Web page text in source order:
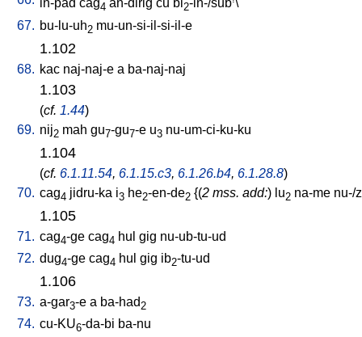
in-pad cag4 an-dirig cu bi2-in-/sub \
67. bu-lu-uh2 mu-un-si-il-si-il-e
1.102
68. kac naj-naj-e a ba-naj-naj
1.103
(cf. 1.44)
69. nij2 mah gu7-gu7-e u3 nu-um-ci-ku-ku
1.104
(cf. 6.1.11.54, 6.1.15.c3, 6.1.26.b4, 6.1.28.8)
70. cag4 jidru-ka i3 he2-en-de2 {(2 mss. add:) lu2 na-me nu-/
1.105
71. cag4-ge cag4 hul gig nu-ub-tu-ud
72. dug4-ge cag4 hul gig ib2-tu-ud
1.106
73. a-gar3-e a ba-had 2
74. cu-KU6-da-bi ba-nu